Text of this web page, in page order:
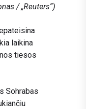
/ „Reuters“)
laikina
tiesos
Sohrabas